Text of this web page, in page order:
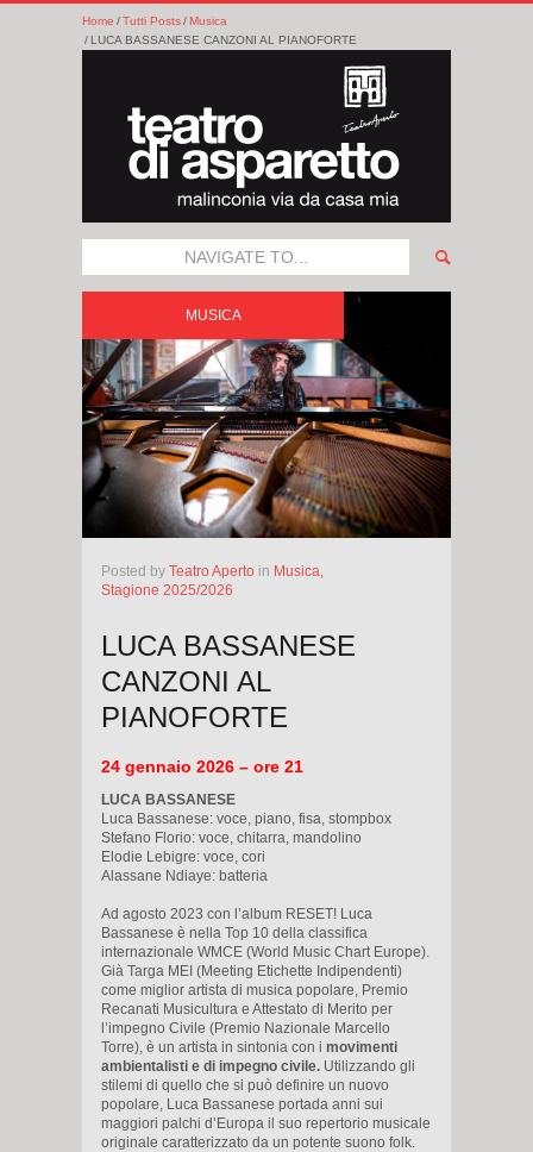
Home Tutti Posts
Musica
LUCA BASSANESE CANZONI AL PIANOFORTE
NAVIGATE TO...
MUSICA
Posted by Teatro Aperto in Musica,
Stagione 2025/2026
LUCA BASSANESE
CANZONI AL
PIANOFORTE
24 gennaio 2026 – ore 21
LUCA BASSANESE
Luca Bassanese: voce, piano, fisa, stompbox
Stefano Florio: voce, chitarra, mandolino
Elodie Lebigre: voce, cori
Alassane Ndiaye: batteria
Ad agosto 2023 con l’album RESET! Luca
Bassanese è nella Top 10 della classifica
internazionale WMCE (World Music Chart Europe).
Già Targa MEI (Meeting Etichette Indipendenti)
come miglior artista di musica popolare, Premio
Recanati Musicultura e Attestato di Merito per
l’impegno Civile (Premio Nazionale Marcello
Torre), è un artista in sintonia con i movimenti
ambientalisti e di impegno civile. Utilizzando gli
stilemi di quello che si può definire un nuovo
popolare, Luca Bassanese portada anni sui
maggiori palchi d’Europa il suo repertorio musicale
originale caratterizzato da un potente suono folk.